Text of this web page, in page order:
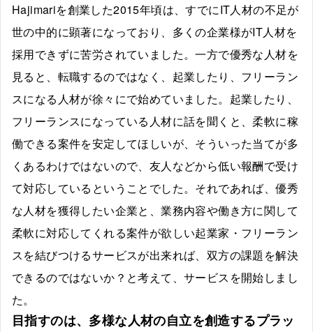
Hajimariを創業した2015年頃は、すでにIT人材の不足が
世の中的に顕著になっており、多くの企業様がIT人材を
採用できずに苦労されていました。一方で優秀な人材を
見ると、転職するのではなく、起業したり、フリーラン
スになる人材が徐々にで始めていました。起業したり、
フリーランスになっている人材に話を聞くと、柔軟に稼
働できる案件を安定してほしいが、そういった当てが多
くあるわけではないので、友人などから低い報酬で受け
て対応しているということでした。それであれば、優秀
な人材を獲得したい企業と、業務内容や働き方に関して
柔軟に対応してくれる案件が欲しい起業家・フリーラン
スを結びつけるサービスが出来れば、双方の課題を解決
できるのではないか？と考えて、サービスを開始しまし
た。
目指すのは、多様な人材の自立を創造するプラッ